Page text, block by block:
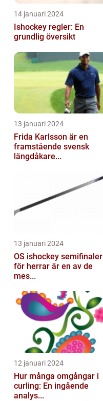
14 januari 2024
Ishockey regler: En
grundlig översikt
13 januari 2024
Frida Karlsson är en
framstående svensk
längdåkare...
13 januari 2024
OS ishockey semifinaler
för herrar är en av de
mes...
12 januari 2024
Hur många omgångar i
curling: En ingående
analys...